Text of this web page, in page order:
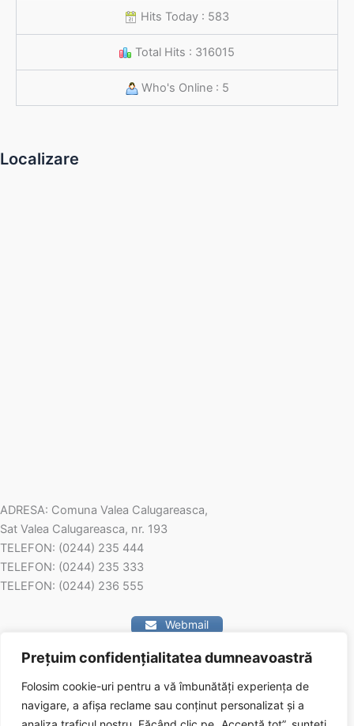
Prețuim confidențialitatea dumneavoastră
Folosim cookie-uri pentru a vă îmbunătăți experiența de
navigare, a afișa reclame sau conținut personalizat și a
Hits Today : 583
Total Hits : 316015
Who's Online : 5
Localizare
ADRESA: Comuna Valea Calugareasca,
Sat Valea Calugareasca, nr. 193
TELEFON: (0244) 235 444
TELEFON: (0244) 235 333
TELEFON: (0244) 236 555
Webmail
Contact